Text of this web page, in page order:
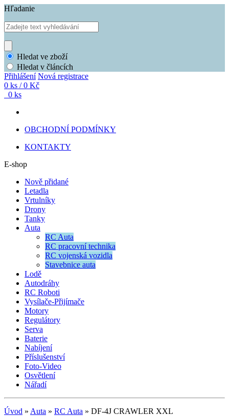
Hľadanie
Hledat ve zboží
Hledat v článcích
Přihlášení Nová registrace
0 ks / 0 Kč
0 ks
OBCHODNÍ PODMÍNKY
KONTAKTY
E-shop
Nově přidané
Letadla
Vrtulníky
Drony
Tanky
Auta
RC Auta
RC pracovní technika
RC vojenská vozidla
Stavebnice auta
Lodě
Autodráhy
RC Roboti
Vysílače-Přijímače
Motory
Regulátory
Serva
Baterie
Nabíjení
Příslušenství
Foto-Video
Osvětlení
Nářadí
Úvod » Auta » RC Auta » DF-4J CRAWLER XXL